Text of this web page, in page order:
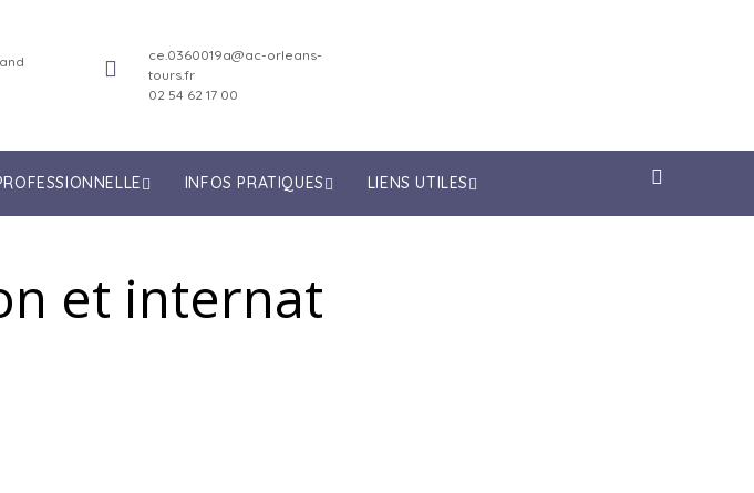
ce.0360019a@ac-orleans-
tours.fr
02 54 62 17 00
INFOS PRATIQUES LIENS UTILES
et internat